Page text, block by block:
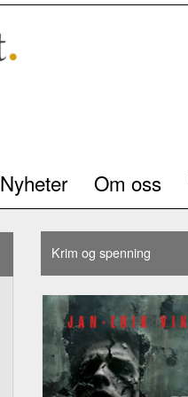
Nyheter Om oss
Krim og spenning